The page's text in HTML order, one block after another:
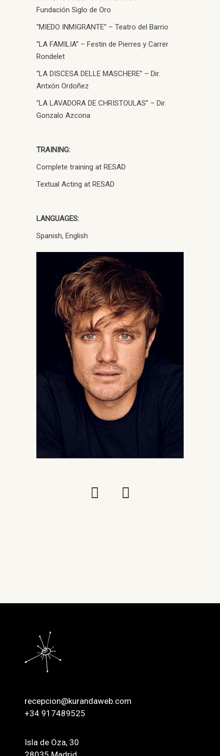
Fundación Siglo de Oro
“MIEDO INMIGRANTE” – Teatro del Barrio
“LA FAMILIA” – Festin de Pierres y Carrer
Rondelet
“LA DISCESA DELLE MASCHERE” – Dir.
Antxón Ordoñez
“LA LAVADORA DE CHRISTOULAS” – Dir.
Gonzalo Azcona
TRAINING:
Complete training at RESAD
Textual Acting at RESAD
LANGUAGES:
Spanish, English
recepcion@kurandaweb.com
+34 917489525
Isla de Oza, 30